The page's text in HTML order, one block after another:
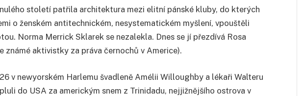
století patřila architektura mezi elitní pánské kluby, do kterých
o ženském antitechnickém, nesystematickém myšlení, vpouštěli
Norma Merrick Sklarek se nezalekla. Dnes se jí přezdívá Rosa
známé aktivistky za práva černochů v Americe).
v newyorském Harlemu švadleně Amélii Willoughby a lékaři Walteru
do USA za americkým snem z Trinidadu, nejjižnějšího ostrova v